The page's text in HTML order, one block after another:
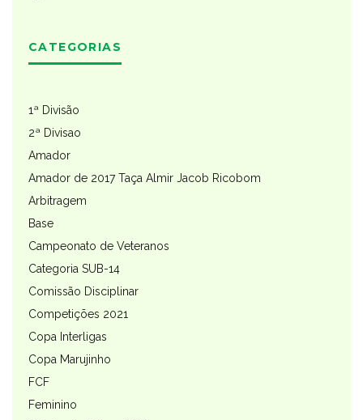
CATEGORIAS
1ª Divisão
2ª Divisao
Amador
Amador de 2017 Taça Almir Jacob Ricobom
Arbitragem
Base
Campeonato de Veteranos
Categoria SUB-14
Comissão Disciplinar
Competições 2021
Copa Interligas
Copa Marujinho
FCF
Feminino